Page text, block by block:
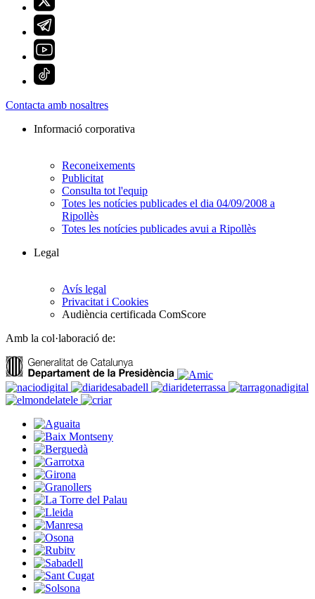
Contacta amb nosaltres
Informació corporativa
Reconeixements
Publicitat
Consulta tot l'equip
Totes les notícies publicades el dia 04/09/2008 a
Ripollès
Totes les notícies publicades avui a Ripollès
Legal
Avís legal
Privacitat i Cookies
Audiència certificada ComScore
Amb la col·laboració de: